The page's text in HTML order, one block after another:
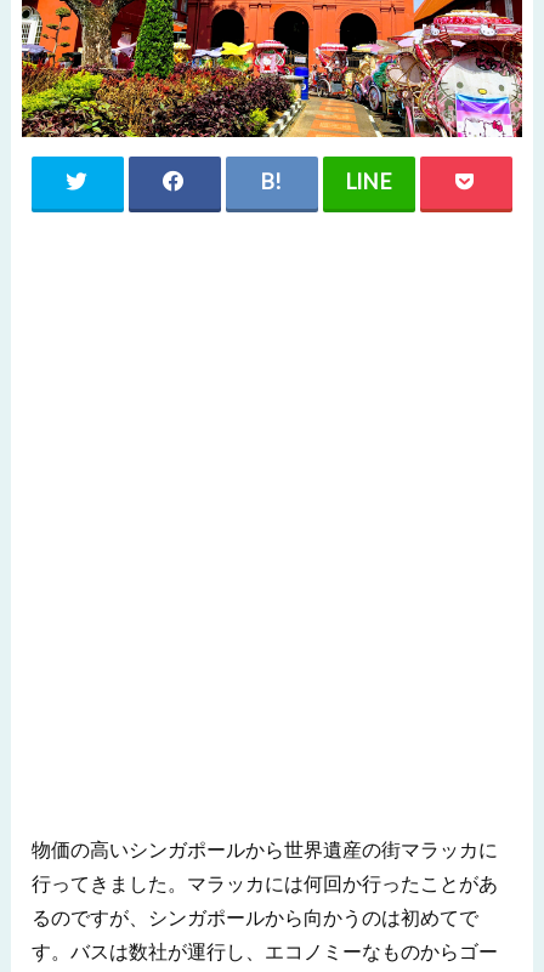
物価の高いシンガポールから世界遺産の街マラッカに
行ってきました。マラッカには何回か行ったことがあ
るのですが、シンガポールから向かうのは初めてで
す。バスは数社が運行し、エコノミーなものからゴー